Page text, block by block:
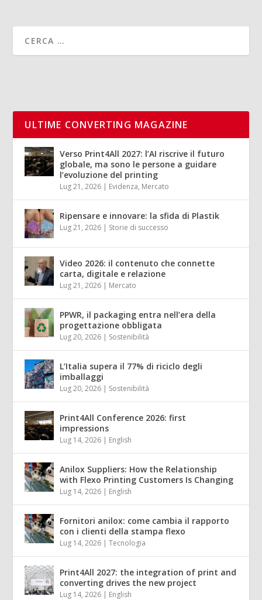
ULTIME CONVERTING MAGAZINE
Verso Print4All 2027: l’AI riscrive il futuro
globale, ma sono le persone a guidare
l’evoluzione del printing
Lug 21, 2026 | Evidenza, Mercato
Ripensare e innovare: la sfida di Plastik
Lug 21, 2026 | Storie di successo
Video 2026: il contenuto che connette
carta, digitale e relazione
Lug 21, 2026 | Mercato
PPWR, il packaging entra nell’era della
progettazione obbligata
Lug 20, 2026 | Sostenibilità
L’Italia supera il 77% di riciclo degli
imballaggi
Lug 20, 2026 | Sostenibilità
Print4All Conference 2026: first
impressions
Lug 14, 2026 | English
Anilox Suppliers: How the Relationship
with Flexo Printing Customers Is Changing
Lug 14, 2026 | English
Fornitori anilox: come cambia il rapporto
con i clienti della stampa flexo
Lug 14, 2026 |Tecnologia
Print4All 2027: the integration of print and
converting drives the new project
Lug 14, 2026 | English